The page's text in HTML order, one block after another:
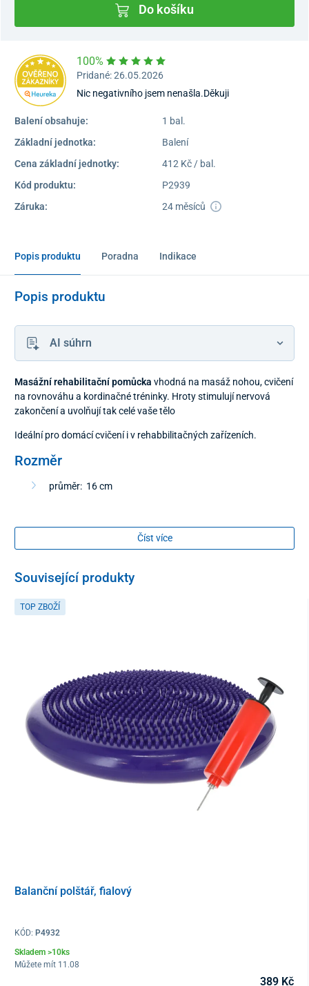
Do košíku
100%
Pridané: 26.05.2026
Nic negativního jsem nenašla.Děkuji
Balení obsahuje:
1 bal.
Základní jednotka:
Balení
Cena základní jednotky:
412 Kč / bal.
Kód produktu:
P2939
Záruka:
24 měsíců
Popis produktu Poradna Indikace
Popis produktu
AI súhrn
Masážní rehabilitační pomůcka vhodná na masáž nohou, cvičení
na rovnováhu a kordinačné tréninky. Hroty stimulují nervová
zakončení a uvolňují tak celé vaše tělo
Ideální pro domácí cvičení i v rehabbilitačných zařízeních.
Rozměr
průměr: 16 cm
modrá
Balení
2 kusy
Číst více
Související produkty
TOP ZBOŽÍ
Balanční polštář, fialový
KÓD: P4932
Skladem >10ks
Můžete mít 11.08
389 Kč